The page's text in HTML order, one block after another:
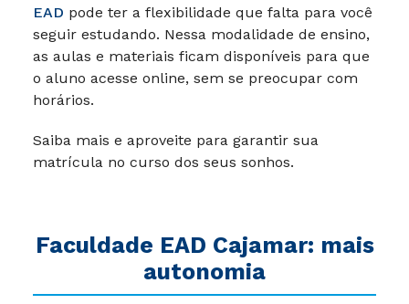
EAD pode ter a flexibilidade que falta para você
seguir estudando. Nessa modalidade de ensino,
as aulas e materiais ficam disponíveis para que
o aluno acesse online, sem se preocupar com
horários.
Saiba mais e aproveite para garantir sua
matrícula no curso dos seus sonhos.
Faculdade EAD Cajamar: mais
autonomia